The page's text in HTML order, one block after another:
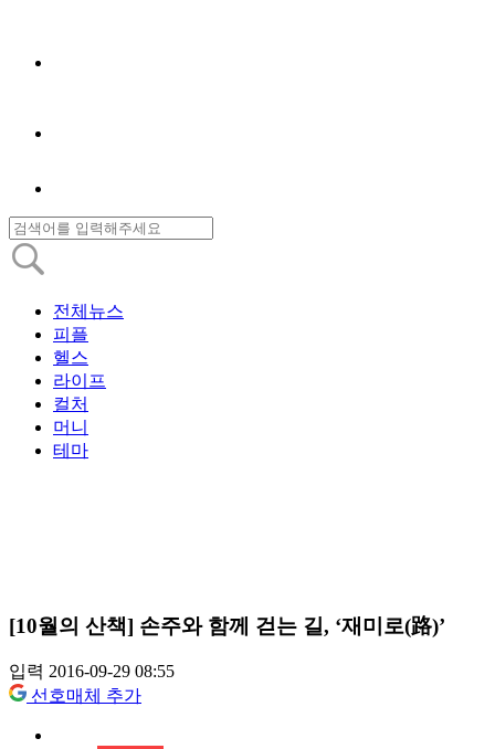
전체뉴스
피플
헬스
라이프
컬처
머니
테마
[10월의 산책] 손주와 함께 걷는 길, ‘재미로(路)’
입력 2016-09-29 08:55
선호매체 추가